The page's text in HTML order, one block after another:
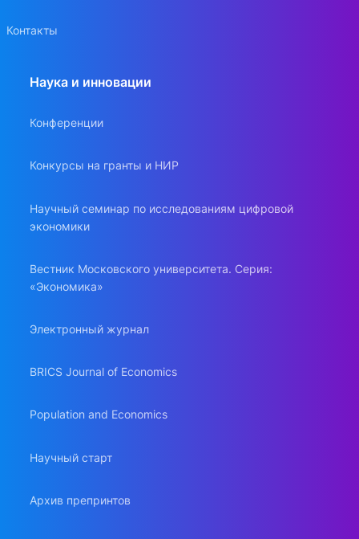
Контакты
Наука и инновации
Конференции
Конкурсы на гранты и НИР
Научный семинар по исследованиям цифровой
экономики
Вестник Московского университета. Серия:
«Экономика»
Электронный журнал
BRICS Journal of Economics
Population and Economics
Научный старт
Архив препринтов